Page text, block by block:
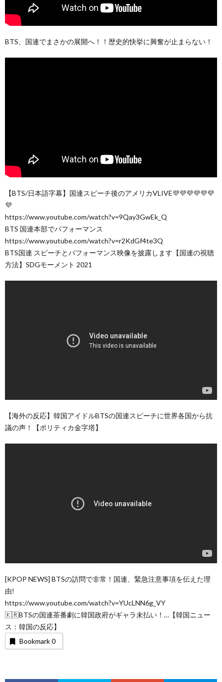
BTS、国連でまさかの展開へ！！歴史的快挙に興奮が止まらない！
【BTS/日本語字幕】国連スピーチ後のアメリカVLIVE💜💜💜💜💜💜
💜
https://www.youtube.com/watch?v=9Qay3GwEk_Q
BTS 国連本部でパフォーマンス
https://www.youtube.com/watch?v=r2KdGf4te3Q
BTS国連 スピーチとパフォーマンス映像を披露します【国連の視聴
方法】SDGモーメント 2021
【海外の反応】韓国アイドルBTSの国連スピーチに世界各国から抗
議の声！【ポリティカ金字塔】
[KPOP NEWS] BTSの訪問で非常！国連、緊急注意事項を伝えた理
由!
https://www.youtube.com/watch?v=YUcLNN6g_VY
🇰🇷BTSの国連茶番劇に韓国政府がギャラ未払い！…【韓国ニュー
ス：韓国の反応】
Bookmark0